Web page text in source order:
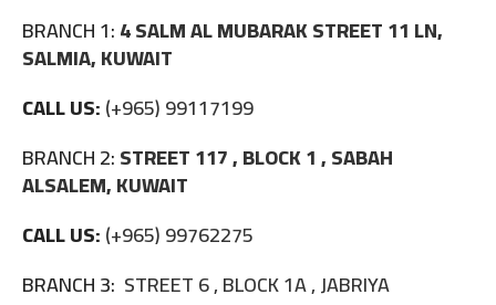
BRANCH 1:4 SALM AL MUBARAK STREET 11 LN,
SALMIA, KUWAIT
CALL US:(+965) 99117199
BRANCH 2:STREET 117 , BLOCK 1 , SABAH
ALSALEM, KUWAIT
CALL US:(+965) 99762275
BRANCH 3: STREET 6 , BLOCK 1A , JABRIYA